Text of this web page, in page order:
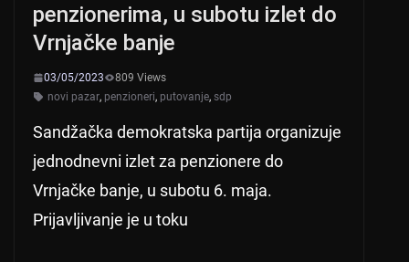
penzionerima, u subotu izlet do
Vrnjačke banje
03/05/2023
809 Views
novi pazar, penzioneri, putovanje, sdp
Sandžačka demokratska partija organizuje
jednodnevni izlet za penzionere do
Vrnjačke banje, u subotu 6. maja.
Prijavljivanje je u toku